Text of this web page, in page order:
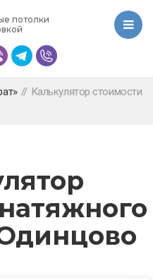
потолки
// Калькулятор стоимости